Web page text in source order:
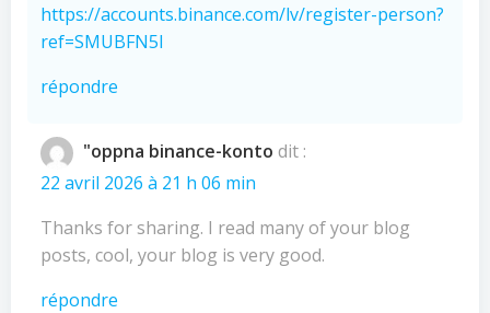
https://accounts.binance.com/lv/register-person?
ref=SMUBFN5I
répondre
"oppna binance-konto dit :
22 avril 2026 à 21 h 06 min
Thanks for sharing. I read many of your blog
posts, cool, your blog is very good.
répondre